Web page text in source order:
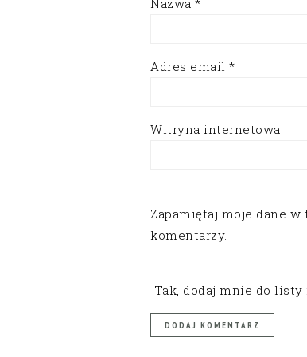
Adres email *
Witryna internetowa
Zapamiętaj moje dane
komentarzy.
Tak, dodaj mnie do